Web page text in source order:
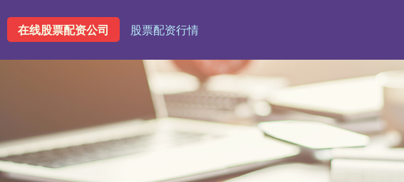
在线股票配资公司 股票配资行情